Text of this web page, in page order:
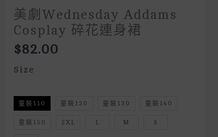
美劇Wednesday Addams
Cosplay 碎花連身裙
$82.00
Size
童裝110 童裝120 童裝130 童裝140
童裝150 2XL L M S